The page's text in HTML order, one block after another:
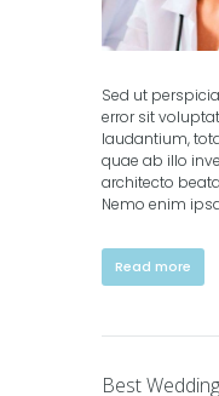
Sed ut
error sit
laudantium,
quae ab illo
architecto
Nemo enim
Read more
Best